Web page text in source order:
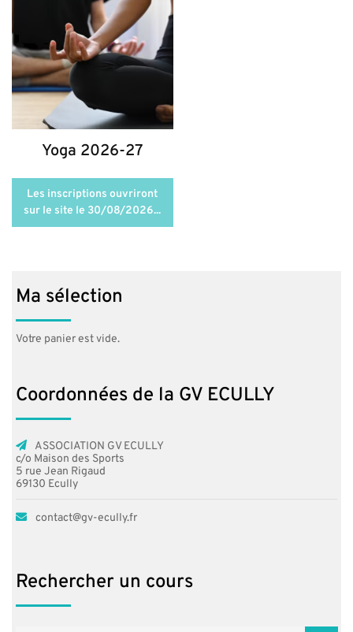
Yoga 2026-27
Les inscriptions ouvriront
sur le site le 30/08/2026...
Ce
variations.
Ma sélection
Votre panier est vide.
Coordonnées de la GV ECULLY
ASSOCIATION GV ECULLY
c/o Maison des Sports
5 rue Jean Rigaud
69130 Ecully
contact@gv-ecully.fr
Rechercher un cours